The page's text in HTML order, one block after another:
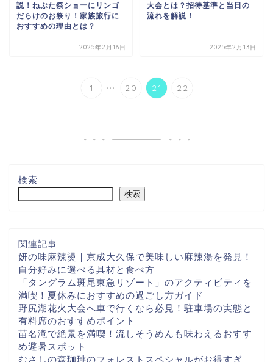
説！ねぶた祭ショーにリンゴ
だらけのお祭り！家族旅行に
おすすめの理由とは？
2025年2月16日
大会とは？招待基準と当日の
流れを解説！
2025年2月13日
1 ... 20 21 22
検索
検索
関連記事
妍の味麻辣燙｜京成大久保で美味しい麻辣湯を発見！
自分好みに選べる具材と食べ方
「タングラム斑尾東急リゾート」のアクティビティを
満喫！夏休みにおすすめの過ごし方ガイド
野尻湖花火大会へ車で行くなら必見！駐車場の実態と
有料席のおすすめポイント
苗名滝で絶景を満喫！流しそうめんも味わえるおすす
め避暑スポット
むさしの森珈琲のフォレストスペシャルがお得すぎ